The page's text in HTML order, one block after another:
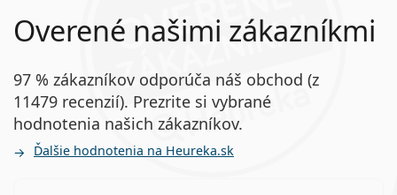
Overené našimi zákazníkmi
97 % zákazníkov odporúča náš obchod (z
11479 recenzií). Prezrite si vybrané
hodnotenia našich zákazníkov.
Ďalšie hodnotenia na Heureka.sk